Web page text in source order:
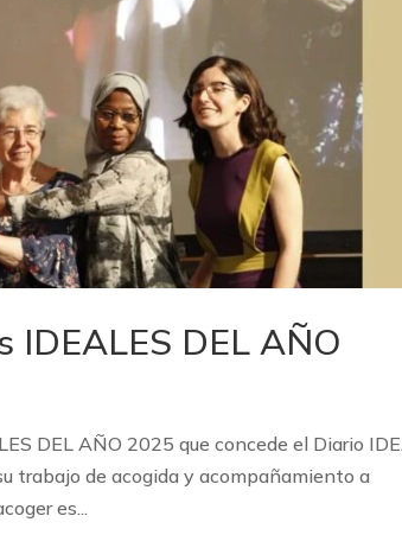
IDEALES DEL AÑO
DEL AÑO 2025 que concede el Diario
trabajo de acogida y acompañamiento a
es...